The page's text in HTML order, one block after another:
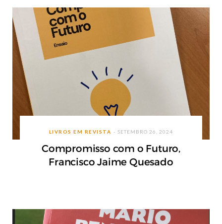
LIVROS EM REVISTA SETEMBRO 26, 2024
Compromisso com o Futuro,
Francisco Jaime Quesado